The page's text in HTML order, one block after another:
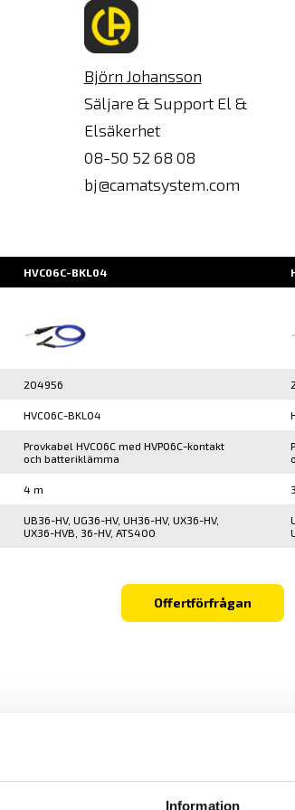
Information
Björn Johansson
Säljare & Support El &
Elsäkerhet
08-50 52 68 08
bj@camatsystem.com
HVC06C-BKL04
204956
HVC06C-BKL04
Provkabel HVC06C med HVP06C-kontakt
och batteriklämma
4 m
UB36-HV, UG36-HV, UH36-HV, UX36-HV,
UX36-HVB, 36-HV, ATS400
Offertförfrågan